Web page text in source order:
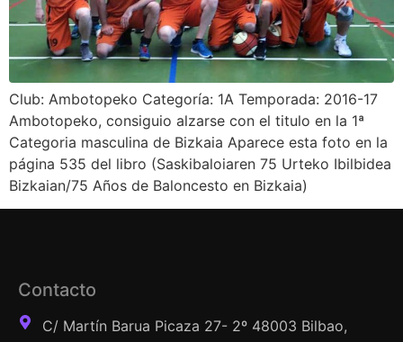
Club: Ambotopeko Categoría: 1A Temporada: 2016-17
Ambotopeko, consiguio alzarse con el titulo en la 1ª
Categoria masculina de Bizkaia Aparece esta foto en la
página 535 del libro (Saskibaloiaren 75 Urteko Ibilbidea
Bizkaian/75 Años de Baloncesto en Bizkaia)
Contacto
C/ Martín Barua Picaza 27- 2º 48003 Bilbao,